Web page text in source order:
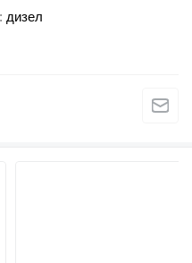
дизел